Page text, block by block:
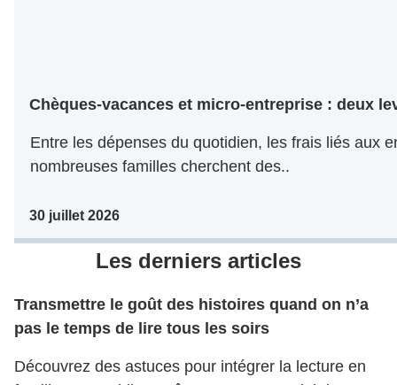
Chèques-vacances et micro-entreprise : deux
Entre les dépenses du quotidien, les frais liés aux
nombreuses familles cherchent des..
30 juillet 2026
Les derniers articles
Transmettre le goût des histoires quand on n’a
pas le temps de lire tous les soirs
Découvrez des astuces pour intégrer la lecture en